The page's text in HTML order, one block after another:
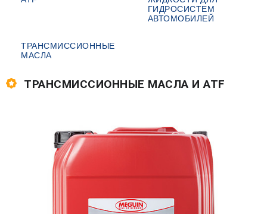
ГИДРОСИСТЕМ
АВТОМОБИЛЕЙ
ТРАНСМИССИОННЫЕ
МАСЛА
ТРАНСМИССИОННЫЕ МАСЛА И ATF